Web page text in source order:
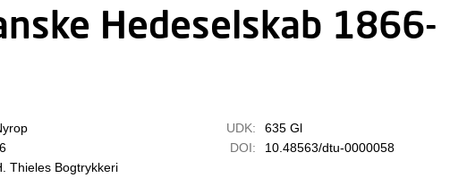
Hedeselskab 1866-
Thieles Bogtrykkeri
UDK:
635 Gl
DOI:
10.48563/dtu-0000058